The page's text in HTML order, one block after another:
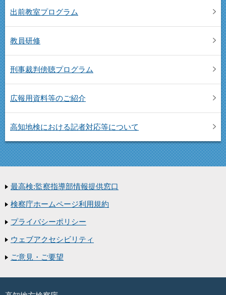
出前教室プログラム
教員研修
刑事裁判傍聴プログラム
広報用資料等のご紹介
高知地検における記者対応等について
最高検:監察指導部情報提供窓口
検察庁ホームページ利用規約
プライバシーポリシー
ウェブアクセシビリティ
ご意見・ご要望